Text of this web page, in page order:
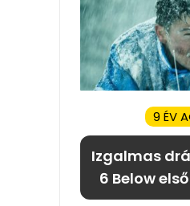
9 ÉV
Izgalmas
6 Below